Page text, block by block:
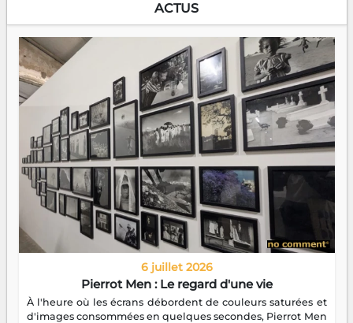
ACTUS
6 juillet 2026
Pierrot Men : Le regard d'une vie
À l'heure où les écrans débordent de couleurs saturées et
d'images consommées en quelques secondes, Pierrot Men